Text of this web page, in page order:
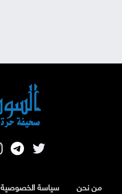
من نحن سياسة الخصوصية